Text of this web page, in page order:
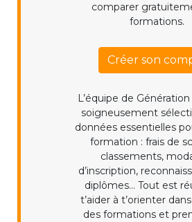
comparer
formations.
Créer son
L’équipe de
soigneusement
données essentielles
formation : frais de
classements,
d’inscription,
diplômes... Tout est
t’aider à t’orienter
des formations et